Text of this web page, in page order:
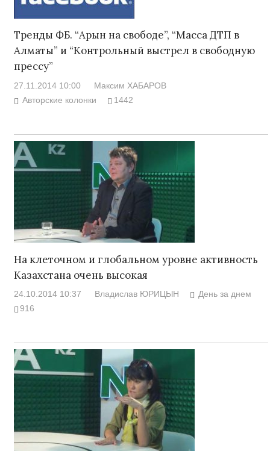
Тренды ФБ. “Арын на свободе”, “Масса ДТП в
Алматы” и “Контрольный выстрел в свободную
прессу”
27.11.2014 10:00
Максим ХАБАРОВ
Авторские колонки
1442
На клеточном и глобальном уровне активность
Казахстана очень высокая
24.10.2014 10:37 Владислав ЮРИЦЫН
День за днем
916